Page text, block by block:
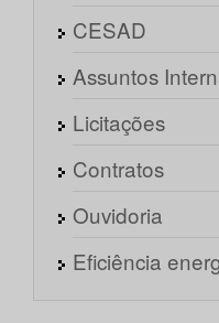
CESAD
Assuntos
Licitações
Contratos
Ouvidoria
Eficiência